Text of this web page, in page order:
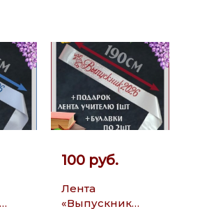
100 руб.
Лента
«Выпускник